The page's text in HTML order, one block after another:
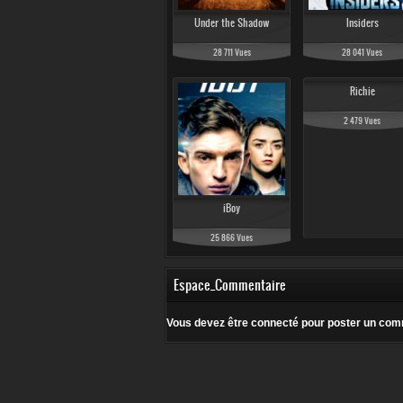
Under the Shadow
28 711 Vues
Insiders
28 041 Vues
iBoy
25 866 Vues
Richie
2 479 Vues
Espace_Commentaire
Vous devez être connecté pour poster un